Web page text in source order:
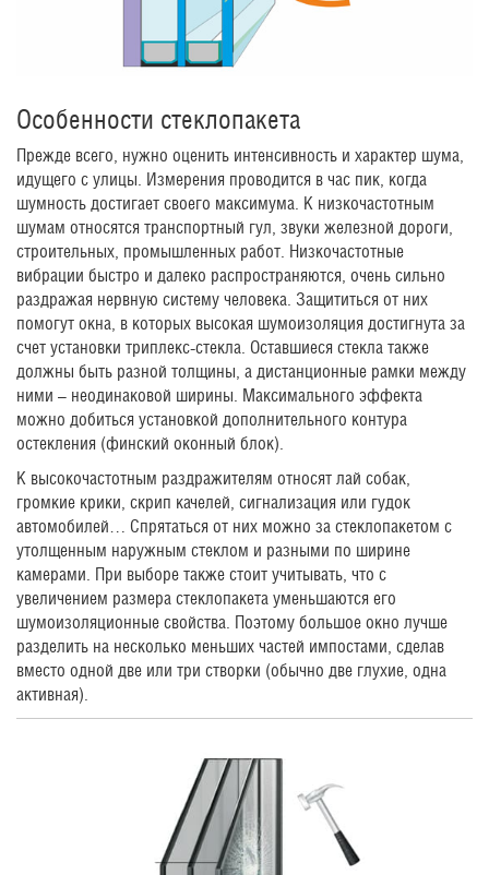
Особенности стеклопакета
Прежде всего, нужно оценить интенсивность и характер шума,
идущего с улицы. Измерения проводится в час пик, когда
шумность достигает своего максимума. К низкочастотным
шумам относятся транспортный гул, звуки железной дороги,
строительных, промышленных работ. Низкочастотные
вибрации быстро и далеко распространяются, очень сильно
раздражая нервную систему человека. Защититься от них
помогут окна, в которых высокая шумоизоляция достигнута за
счет установки триплекс-стекла. Оставшиеся стекла также
должны быть разной толщины, а дистанционные рамки между
ними – неодинаковой ширины. Максимального эффекта
можно добиться установкой дополнительного контура
остекления (финский оконный блок).
К высокочастотным раздражителям относят лай собак,
громкие крики, скрип качелей, сигнализация или гудок
автомобилей… Спрятаться от них можно за стеклопакетом с
утолщенным наружным стеклом и разными по ширине
камерами. При выборе также стоит учитывать, что с
увеличением размера стеклопакета уменьшаются его
шумоизоляционные свойства. Поэтому большое окно лучше
разделить на несколько меньших частей импостами, сделав
вместо одной две или три створки (обычно две глухие, одна
активная).